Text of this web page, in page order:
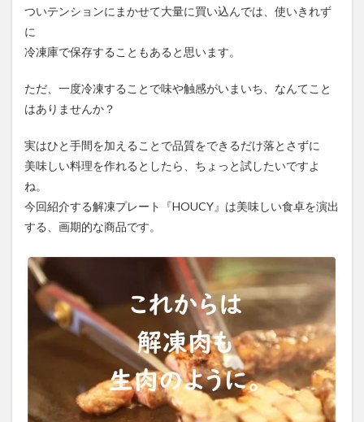
2.6
め
ついテンションにまかせて大量に買い込んでは、使いきれず
に
冷凍庫で保存することもあると思います。
ただ、一度冷凍することで味や触感がいまいち、なんてこと
はありませんか？
実はひと手間を加えることで品質をできるだけ落とさずに
美味しい料理を作れるとしたら、ちょっと試したいですよ
ね。
今回紹介する解凍プレート『HOUCY』は美味しい食卓を演出
する、画期的な商品です。